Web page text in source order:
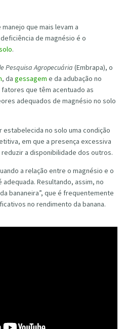
que mais levam a
de magnésio é o
.
Pesquisa Agropecuária (Embrapa), o
, da gessagem e da adubação no
que têm acentuado as
adequados de magnésio no solo
no solo uma condição
em que a presença excessiva
a disponibilidade dos outros.
a relação entre o magnésio e o
Resultando, assim, no
bananeira”, que é frequentemente
no rendimento da banana.